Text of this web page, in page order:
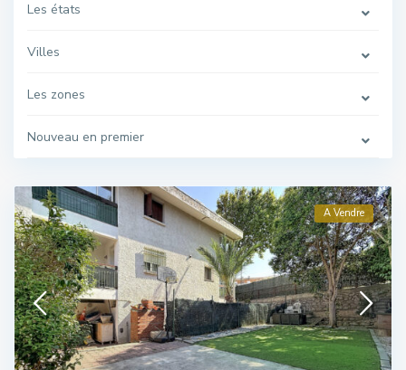
Les états
Villes
Les zones
Nouveau en premier
A Vendre